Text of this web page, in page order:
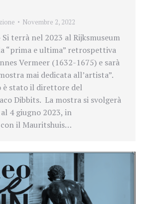
Novembre 2, 2022
Si terrà nel 2023 al Rijksmuseum
“prima e ultima” retrospettiva
Vermeer (1632-1675) e sarà
mai dedicata all’artista”.
è stato il direttore del
Dibbits. La mostra si svolgerà
4 giugno 2023, in
il Mauritshuis…